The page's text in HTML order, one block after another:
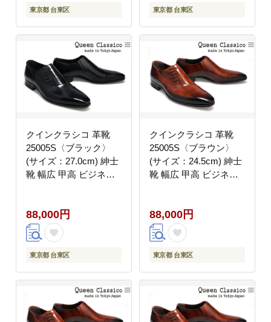
東京都 台東区 東京都 台東区
クインクラシコ 革靴
25005S〈ブラック〉
(サイズ：27.0cm) 紳士
靴 幅広 甲高 ビジネス
ポン 牛革
88,000円
東京都 台東区
クインクラシコ 革靴
25005S〈ブラウン〉
(サイズ：24.5cm) 紳士
靴 幅広 甲高 ビジネス
ポン 牛革
88,000円
東京都 台東区